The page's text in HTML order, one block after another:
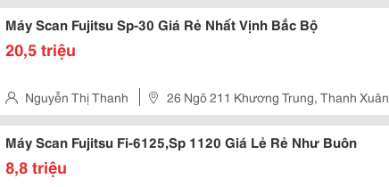
Máy Scan Fujitsu Sp-30 Giá Rẻ Nhất Vịnh Bắc Bộ
20,5 triệu
Nguyễn Thị Thanh 26 Ngõ 211 Khương Trung, Thanh Xuân
Máy Scan Fujitsu Fi-6125,Sp 1120 Giá Lẻ Rẻ Như Buôn
8,8 triệu